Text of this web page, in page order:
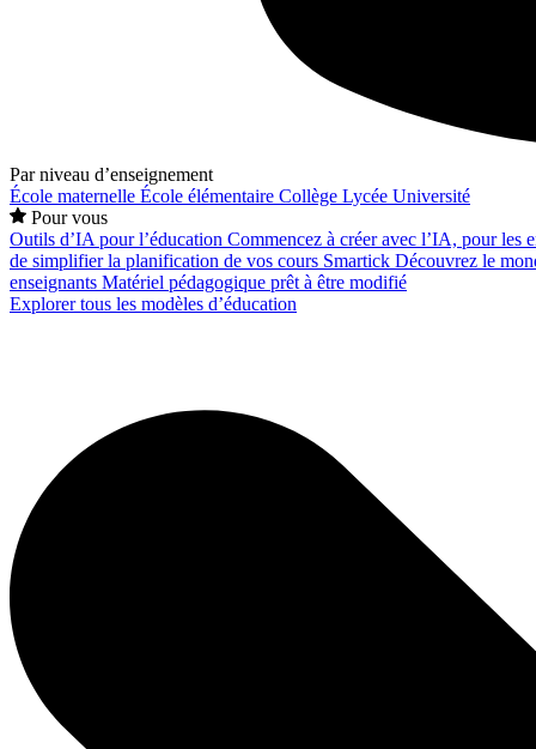
Par niveau d’enseignement
École maternelle École élémentaire Collège Lycée Université
Pour vous
Outils d’IA pour l’éducation Commencez à créer avec l’IA, pour les
de simplifier la planification de vos cours Smartick Découvrez le
enseignants Matériel pédagogique prêt à être modifié
Explorer tous les modèles d’éducation